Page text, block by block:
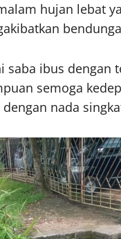
hujan lebat
saba ibus dengan
semoga
dengan nada